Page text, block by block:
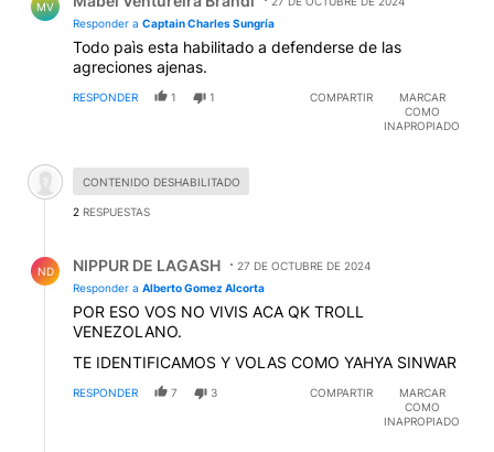
MV
Responder a Captain Charles Sungría
Todo paìs esta habilitado a defenderse de las
agreciones ajenas.
RESPONDER 1 1 COMPARTIR
MARCAR
COMO
INAPROPIADO
Comentario desactivado.
CONTENIDO DESHABILITADO
2 RESPUESTAS
ND NIPPUR DE LAGASH
27 DE OCTUBRE DE 2024
Responder a Alberto Gomez Alcorta
POR ESO VOS NO VIVIS ACA QK TROLL
VENEZOLANO.
TE IDENTIFICAMOS Y VOLAS COMO YAHYA SINWAR
RESPONDER 7 3 COMPARTIR
MARCAR
COMO
INAPROPIADO